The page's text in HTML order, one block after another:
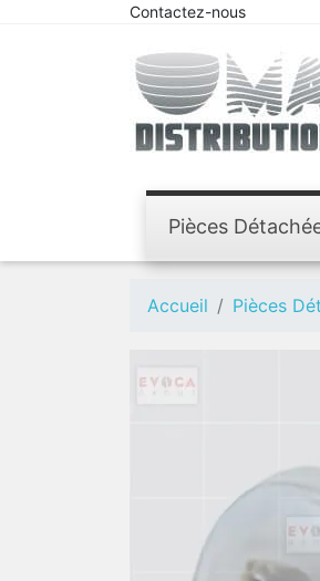
Contactez-nous
Pièces
Accueil Pièces